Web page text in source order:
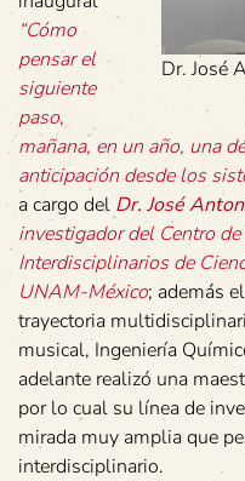
Dr. José
“Cómo
pensar el
siguiente
paso,
mañana, en un año, una
anticipación desde los
a cargo del Dr. José
investigador del Centro
Interdisciplinarios de
UNAM-México; además
trayectoria
musical, Ingeniería
adelante realizó una
por lo cual su línea de
mirada muy amplia que
interdisciplinario.